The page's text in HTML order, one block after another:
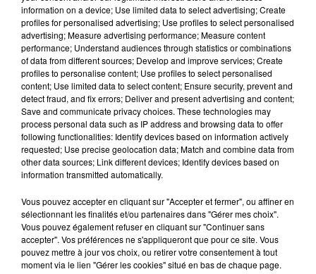
MYLES SMITH & NIALL HORAN
Drive Safe
MAROON 5
Girls Like You
16h00
16h00 15h56
15h56
information on a device; Use limited data to select advertising; Create
profiles for personalised advertising; Use profiles to select personalised
advertising; Measure advertising performance; Measure content
performance; Understand audiences through statistics or combinations
of data from different sources; Develop and improve services; Create
profiles to personalise content; Use profiles to select personalised
content; Use limited data to select content; Ensure security, prevent and
detect fraud, and fix errors; Deliver and present advertising and content;
Save and communicate privacy choices. These technologies may
process personal data such as IP address and browsing data to offer
following functionalities: Identify devices based on information actively
requested; Use precise geolocation data; Match and combine data from
other data sources; Link different devices; Identify devices based on
information transmitted automatically.
Vous pouvez accepter en cliquant sur "Accepter et fermer", ou affiner en
sélectionnant les finalités et/ou partenaires dans "Gérer mes choix".
Vous pouvez également refuser en cliquant sur "Continuer sans
accepter". Vos préférences ne s'appliqueront que pour ce site. Vous
pouvez mettre à jour vos choix, ou retirer votre consentement à tout
moment via le lien "Gérer les cookies" situé en bas de chaque page.